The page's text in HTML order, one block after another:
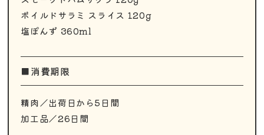
ボイルドサラミ スライス 120g
塩ぽんず 360ml
■消費期限
精肉／出荷日から5日間
加工品／26日間